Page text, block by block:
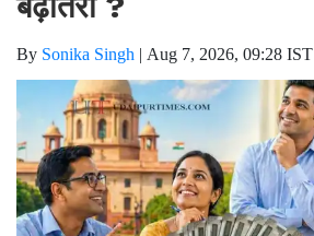
By Sonika Singh | Aug 7, 2026, 09:28 IST